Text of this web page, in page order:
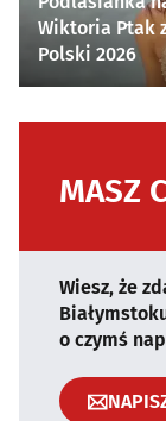
Wiktoria Ptak
Polski 2026
MASZ
Wiesz, że
o czymś